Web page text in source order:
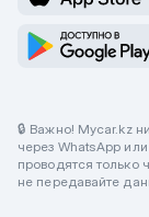
🔒 Важно! Mycar.kz
через WhatsApp
проводятся только
не передавайте